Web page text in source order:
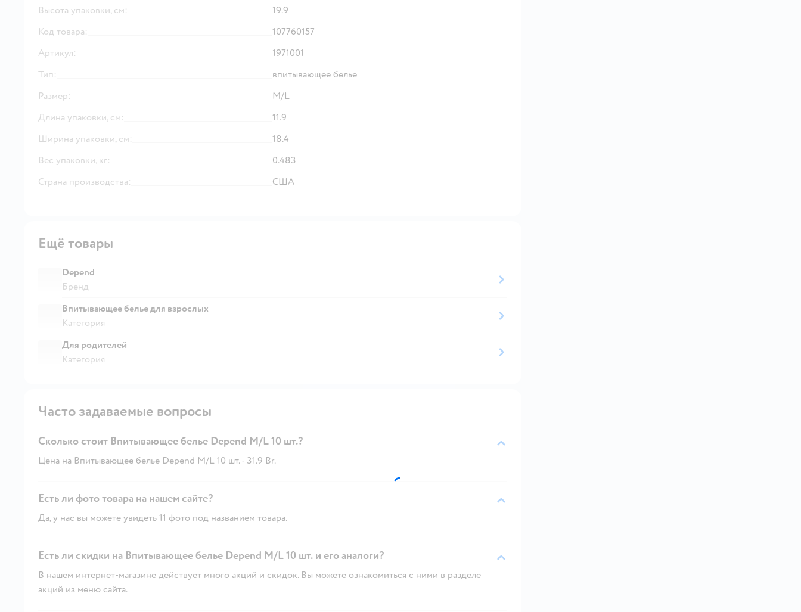
Высота упаковки, см:
19.9
Код товара:
107760157
Артикул:
1971001
Тип:
впитывающее белье
Размер:
M/L
Длина упаковки, см:
11.9
Ширина упаковки, см:
18.4
Вес упаковки, кг:
0.483
Страна производства:
США
Ещё товары
Depend
Бренд
Впитывающее белье для взрослых
Категория
Для родителей
Категория
Часто задаваемые вопросы
Сколько стоит Впитывающее белье Depend M/L 10 шт.?
Цена на Впитывающее белье Depend M/L 10 шт. - 31.9 Br.
Есть ли фото товара на нашем сайте?
Да, у нас вы можете увидеть 11 фото под названием товара.
Есть ли скидки на Впитывающее белье Depend M/L 10 шт. и его аналоги?
В нашем интернет-магазине действует много акций и скидок. Вы можете ознакомиться с ними в разделе
акций из меню сайта.